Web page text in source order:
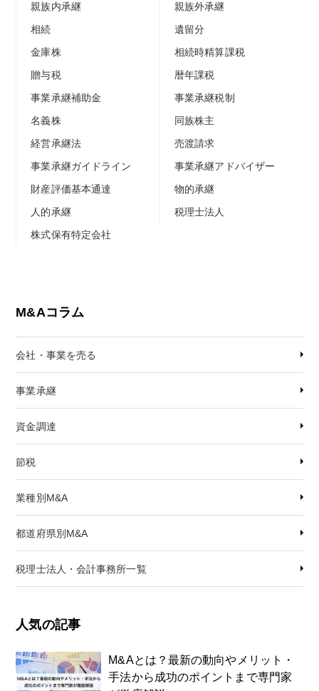
親族内承継
親族外承継
相続
遺留分
金庫株
相続時精算課税
贈与税
暦年課税
事業承継補助金
事業承継税制
名義株
同族株主
経営承継法
売渡請求
事業承継ガイドライン
事業承継アドバイザー
財産評価基本通達
物的承継
人的承継
税理士法人
株式保有特定会社
M&Aコラム
会社・事業を売る
事業承継
資金調達
節税
業種別M&A
都道府県別M&A
税理士法人・会計事務所一覧
人気の記事
M&Aとは？最新の動向やメリット・
手法から成功のポイントまで専門家